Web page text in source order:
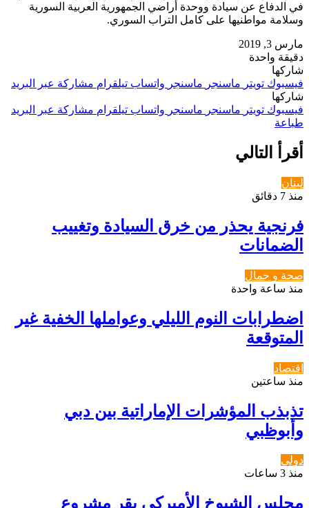
في الدفاع عن سيادة ووحدة أراضي الجمهورية العربية السورية
وسلامة مواطنيها على كامل التراب السوري.
مارس 3, 2019
دقيقة واحدة
شاركها
فيسبوك تويتر ماسنجر ماسنجر واتساب تيلقرام مشاركة عبر البريد
شاركها
فيسبوك تويتر ماسنجر ماسنجر واتساب تيلقرام مشاركة عبر البريد
طباعة
أقرأ التالي
لبنان
منذ 7 دقائق
فرنجية يحذر من خرق السيادة وتغييب
الضمانات
صحة و جمال
منذ ساعة واحدة
اضطرابات النوم الليلي وعواملها الخفية غير
المتوقعة
اقتصاد
منذ ساعتين
تذبذب المؤشرات الإماراتية بين دبي
وأبوظبي
دولي
منذ 3 ساعات
مجلس الشيوخ الأميركي يقر مشروع